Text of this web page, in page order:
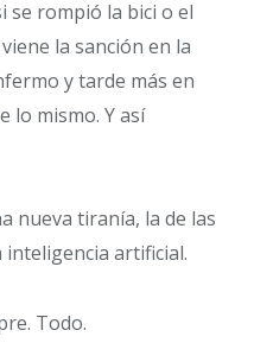
se rompió la bici o el
la sanción en la
y tarde más en
lo mismo. Y así
nueva tiranía, la de las
inteligencia artificial.
Todo.